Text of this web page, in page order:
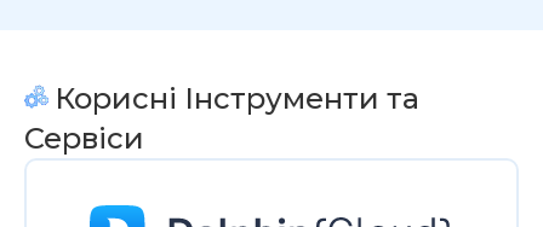
Корисні Інструменти та
Сервіси